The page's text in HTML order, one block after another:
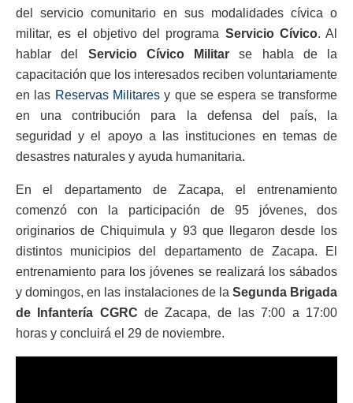
del servicio comunitario en sus modalidades cívica o
militar, es el objetivo del programa Servicio Cívico. Al
hablar del Servicio Cívico Militar se habla de la
capacitación que los interesados reciben voluntariamente
en las Reservas Militares y que se espera se transforme
en una contribución para la defensa del país, la
seguridad y el apoyo a las instituciones en temas de
desastres naturales y ayuda humanitaria.
En el departamento de Zacapa, el entrenamiento
comenzó con la participación de 95 jóvenes, dos
originarios de Chiquimula y 93 que llegaron desde los
distintos municipios del departamento de Zacapa. El
entrenamiento para los jóvenes se realizará los sábados
y domingos, en las instalaciones de la Segunda Brigada
de Infantería CGRC de Zacapa, de las 7:00 a 17:00
horas y concluirá el 29 de noviembre.